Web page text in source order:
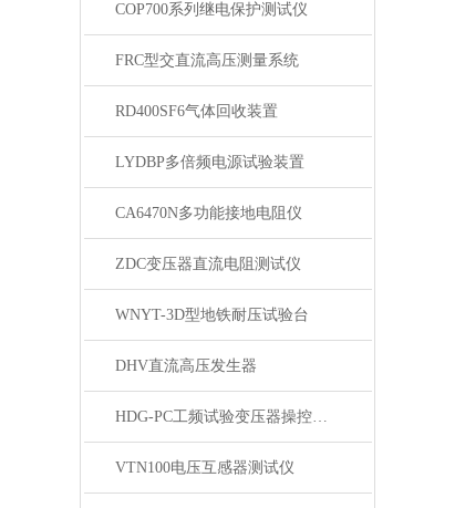
COP700系列继电保护测试仪
FRC型交直流高压测量系统
RD400SF6气体回收装置
LYDBP多倍频电源试验装置
CA6470N多功能接地电阻仪
ZDC变压器直流电阻测试仪
WNYT-3D型地铁耐压试验台
DHV直流高压发生器
HDG-PC工频试验变压器操控装置
VTN100电压互感器测试仪